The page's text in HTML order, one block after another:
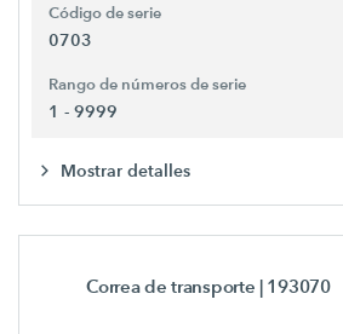
Código de serie
0703
Rango de números de serie
1 - 9999
Mostrar detalles
Correa de transporte | 193070